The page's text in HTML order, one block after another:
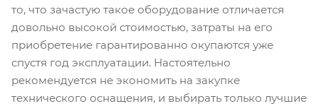
то, что зачастую такое оборудование отличается
довольно высокой стоимостью, затраты на его
приобретение гарантированно окупаются уже
спустя год эксплуатации. Настоятельно
рекомендуется не экономить на закупке
технического оснащения, и выбирать только лучшие